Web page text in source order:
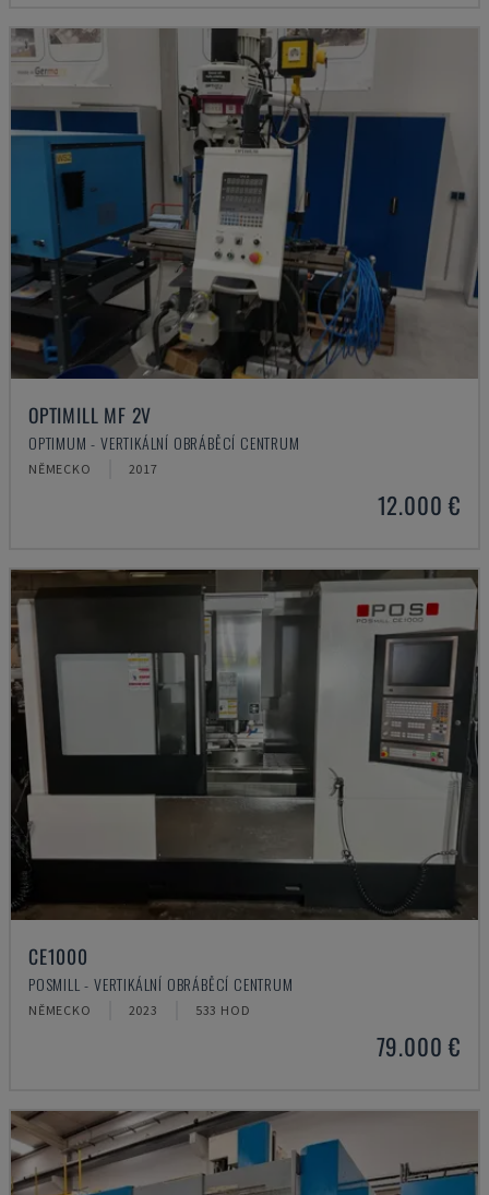
OPTIMILL MF 2V
OPTIMUM - VERTIKÁLNÍ OBRÁBĚCÍ CENTRUM
NĚMECKO 2017
12.000 €
CE1000
POSMILL - VERTIKÁLNÍ OBRÁBĚCÍ CENTRUM
NĚMECKO 2023 533 HOD
79.000 €